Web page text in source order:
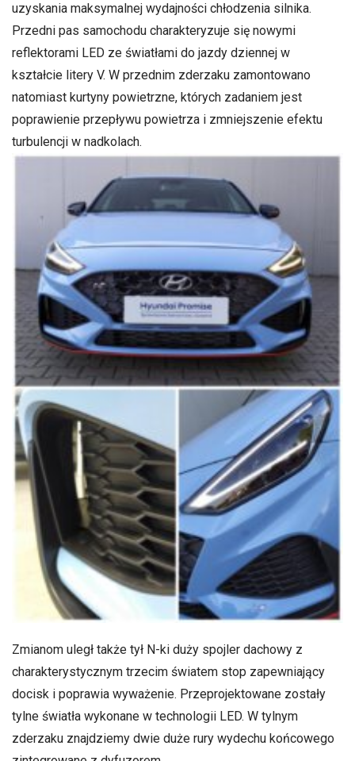
uzyskania maksymalnej wydajności chłodzenia silnika.
Przedni pas samochodu charakteryzuje się nowymi
reflektorami LED ze światłami do jazdy dziennej w
kształcie litery V. W przednim zderzaku zamontowano
natomiast kurtyny powietrzne, których zadaniem jest
poprawienie przepływu powietrza i zmniejszenie efektu
turbulencji w nadkolach.
Zmianom uległ także tył N-ki duży spojler dachowy z
charakterystycznym trzecim światem stop zapewniający
docisk i poprawia wyważenie. Przeprojektowane zostały
tylne światła wykonane w technologii LED. W tylnym
zderzaku znajdziemy dwie duże rury wydechu końcowego